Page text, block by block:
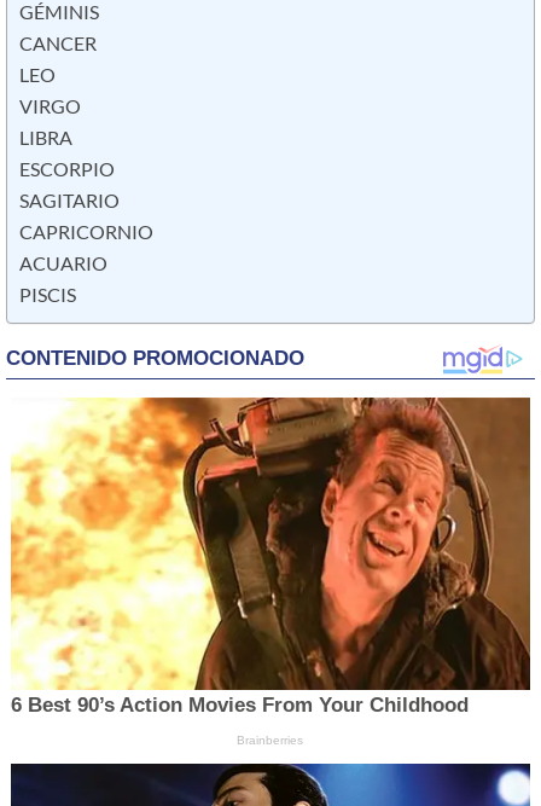
GÉMINIS
CANCER
LEO
VIRGO
LIBRA
ESCORPIO
SAGITARIO
CAPRICORNIO
ACUARIO
PISCIS